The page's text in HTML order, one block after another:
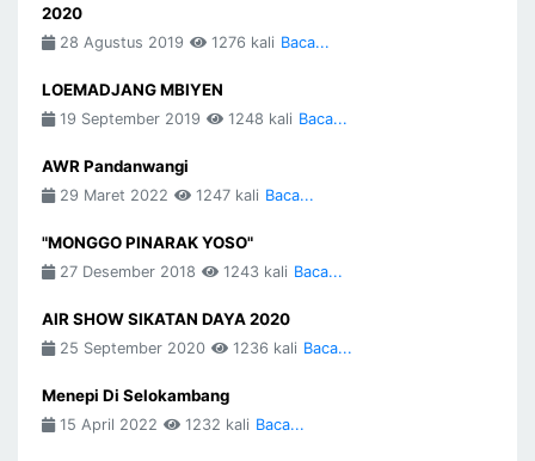
2020
28 Agustus 2019 1276 kali Baca...
LOEMADJANG MBIYEN
19 September 2019 1248 kali Baca...
AWR Pandanwangi
29 Maret 2022 1247 kali Baca...
"MONGGO PINARAK YOSO"
27 Desember 2018 1243 kali Baca...
AIR SHOW SIKATAN DAYA 2020
25 September 2020 1236 kali Baca...
Menepi Di Selokambang
15 April 2022 1232 kali Baca...